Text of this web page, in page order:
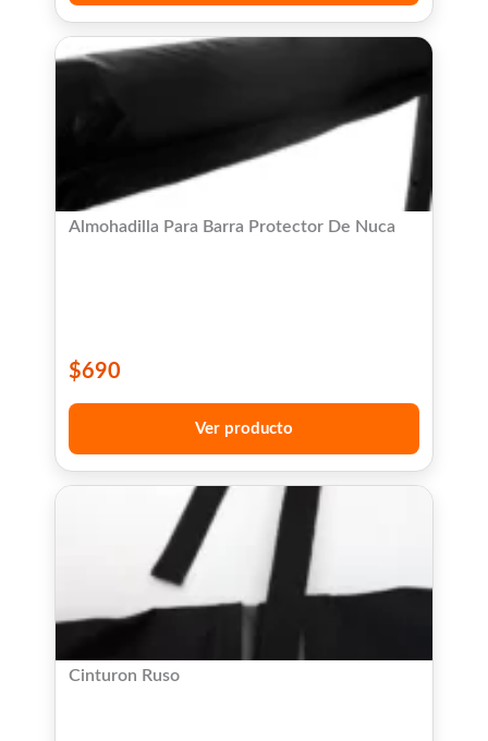
Almohadilla Para Barra Protector De Nuca
$690
Ver producto
Cinturon Ruso